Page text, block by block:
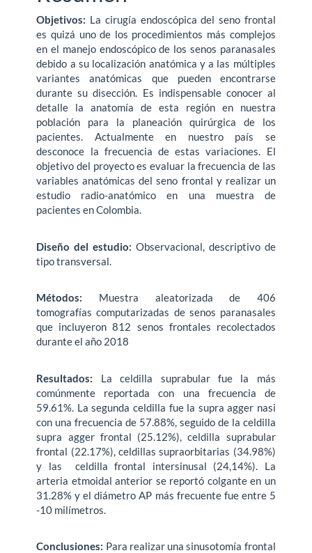
Objetivos: La cirugía endoscópica del seno frontal
es quizá uno de los procedimientos más complejos
en el manejo endoscópico de los senos paranasales
debido a su localización anatómica y a las múltiples
variantes anatómicas que pueden encontrarse
durante su disección. Es indispensable conocer al
detalle la anatomía de esta región en nuestra
población para la planeación quirúrgica de los
pacientes. Actualmente en nuestro país se
desconoce la frecuencia de estas variaciones. El
objetivo del proyecto es evaluar la frecuencia de las
variables anatómicas del seno frontal y realizar un
estudio radio-anatómico en una muestra de
pacientes en Colombia.
Diseño del estudio: Observacional, descriptivo de
tipo transversal.
Métodos: Muestra aleatorizada de 406
tomografías computarizadas de senos paranasales
que incluyeron 812 senos frontales recolectados
durante el año 2018
Resultados: La celdilla suprabular fue la más
comúnmente reportada con una frecuencia de
59.61%. La segunda celdilla fue la supra agger nasi
con una frecuencia de 57.88%, seguido de la celdilla
supra agger frontal (25.12%), celdilla suprabular
frontal (22.17%), celdillas supraorbitarias (34.98%)
y las celdilla frontal intersinusal (24,14%). La
arteria etmoidal anterior se reportó colgante en un
31.28% y el diámetro AP más frecuente fue entre 5
-10 milímetros.
Conclusiones: Para realizar una sinusotomía frontal